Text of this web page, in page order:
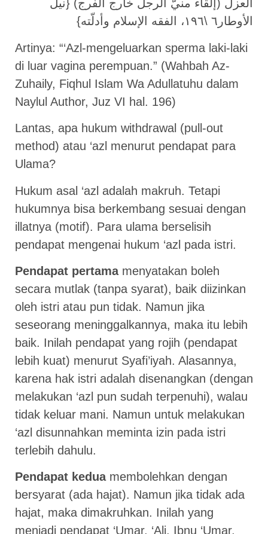
العزل (إلقاء منيّ الرجل خارج الفرج) {نيل
الأوطار٦ \١٩٦، الفقه الإسلام وأدلّته}
Artinya: “‘Azl-mengeluarkan sperma laki-laki
di luar vagina perempuan.” (Wahbah Az-
Zuhaily, Fiqhul Islam Wa Adullatuhu dalam
Naylul Author, Juz VI hal. 196)
Lantas, apa hukum withdrawal (pull-out
method) atau ‘azl menurut pendapat para
Ulama?
Hukum asal ‘azl adalah makruh. Tetapi
hukumnya bisa berkembang sesuai dengan
illatnya (motif). Para ulama berselisih
pendapat mengenai hukum ‘azl pada istri.
Pendapat pertamamenyatakan boleh
secara mutlak (tanpa syarat), baik diizinkan
oleh istri atau pun tidak. Namun jika
seseorang meninggalkannya, maka itu lebih
baik. Inilah pendapat yang rojih (pendapat
lebih kuat) menurut Syafi’iyah. Alasannya,
karena hak istri adalah disenangkan (dengan
melakukan ‘azl pun sudah terpenuhi), walau
tidak keluar mani. Namun untuk melakukan
‘azl disunnahkan meminta izin pada istri
terlebih dahulu.
Pendapat keduamembolehkan dengan
bersyarat (ada hajat). Namun jika tidak ada
hajat, maka dimakruhkan. Inilah yang
menjadi pendapat ‘Umar, ‘Ali, Ibnu ‘Umar,